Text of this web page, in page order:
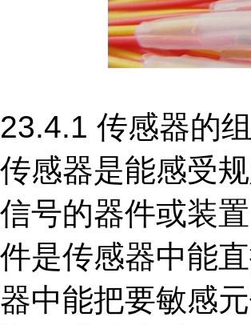
23.4.1 传感器的
传感器是能感受
信号的器件或装
件是传感器中能
器中能把要敏感